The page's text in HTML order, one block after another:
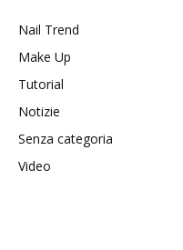
Nail Trend
Make Up
Tutorial
Notizie
Senza categoria
Video